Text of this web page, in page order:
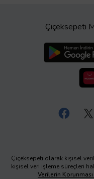
Çiçeksepeti
Çiçeksepeti olarak kişisel
kişisel veri işleme süreçleri
Verilerin